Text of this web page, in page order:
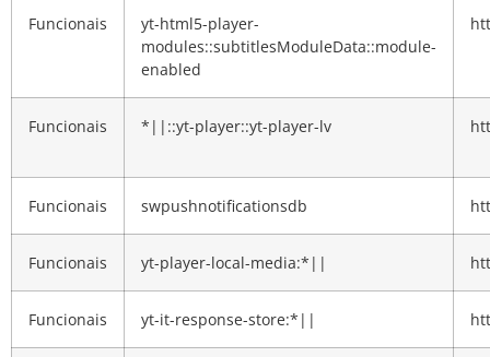
Funcionais
yt-html5-player-
modules::subtitlesModuleData::module-
enabled
Funcionais *||::yt-player::yt-player-lv
Funcionais swpushnotificationsdb
Funcionais yt-player-local-media:*||
Funcionais yt-it-response-store:*||